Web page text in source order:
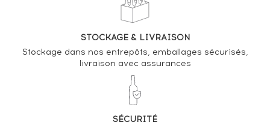
STOCKAGE & LIVRAISON
Stockage dans nos entrepôts, emballages sécurisés,
livraison avec assurances
SÉCURITÉ